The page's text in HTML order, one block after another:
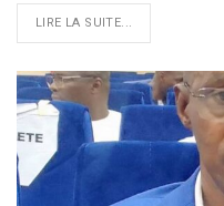
LIRE LA SUITE...